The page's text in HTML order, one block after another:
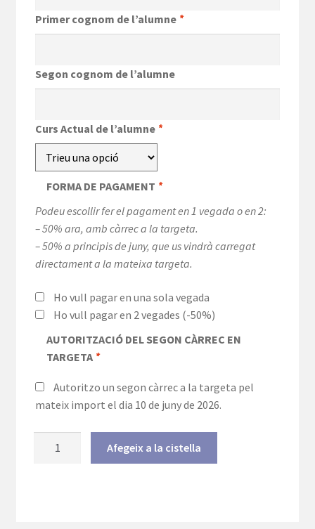
Primer cognom de l’alumne *
Segon cognom de l’alumne
Curs Actual de l’alumne *
FORMA DE PAGAMENT *
Podeu escollir fer el pagament en 1 vegada o en 2:
– 50% ara, amb càrrec a la targeta.
– 50% a principis de juny, que us vindrà carregat
directament a la mateixa targeta.
Ho vull pagar en una sola vegada
Ho vull pagar en 2 vegades (-50%)
AUTORITZACIÓ DEL SEGON CÀRREC EN
TARGETA *
Autoritzo un segon càrrec a la targeta pel
mateix import el dia 10 de juny de 2026.
Afegeix a la cistella